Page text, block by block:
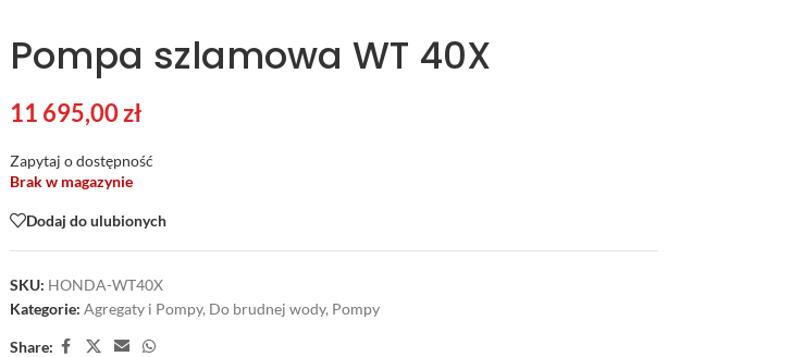
Pompa szlamowa WT 40X
11 695,00zł
Zapytaj o dostępność
Brak w magazynie
Dodaj do ulubionych
SKU: HONDA-WT40X
Kategorie: Agregaty i Pompy, Do brudnej wody, Pompy
Share: